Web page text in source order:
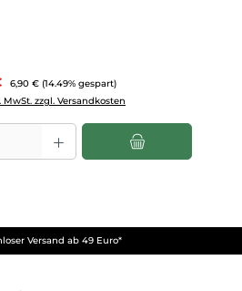
Regulärer Preis:
6,90 € (14.49% gespart)
MwSt. zzgl. Versandkosten
gewünschten Wert ein oder benutze die
Versand ab 49 Euro*